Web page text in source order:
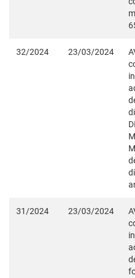
32/2024 23/03/2024
31/2024 23/03/2024